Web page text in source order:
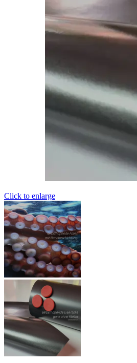
Click to enlarge